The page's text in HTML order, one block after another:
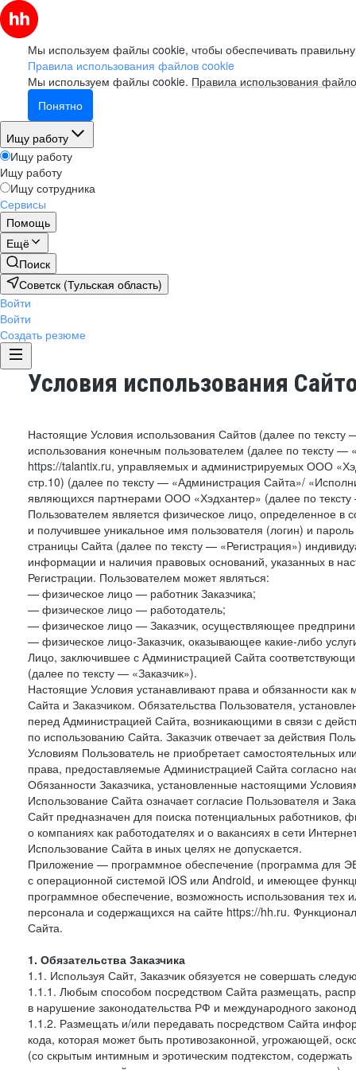
Мы используем файлы cookie, чтобы обеспечивать
Правила использования файлов cookie
Мы используем файлы cookie. Правила использования
Понятно
Ищу работу
Ищу работу
Ищу работу
Ищу сотрудника
Сервисы
Помощь
Ещё
Поиск
Советск (Тульская область)
Войти
Войти
Создать резюме
Условия использования
Настоящие Условия использования Сайтов (далее по
использования конечным пользователем (далее по тексту
https://talantix.ru, управляемых и администрируемых ООО
стр.10) (далее по тексту — «Администрация Сайта»/
являющихся партнерами ООО «Хэдхантер» (далее по
Пользователем является физическое лицо, определенное в
и получившее уникальное имя пользователя (логин) и
страницы Сайта (далее по тексту — «Регистрация»)
информации и наличия правовых оснований, указанных в
Регистрации. Пользователем может являться:
— физическое лицо — работник Заказчика;
— физическое лицо — работодатель;
— физическое лицо — Заказчик, осуществляющее
— физическое лицо-Заказчик, оказывающее какие-либо
Лицо, заключившее с Администрацией Сайта
(далее по тексту — «Заказчик»).
Настоящие Условия устанавливают права и обязанности
Сайта и Заказчиком. Обязательства Пользователя,
перед Администрацией Сайта, возникающими в связи с
по использованию Сайта. Заказчик отвечает за действия
Условиям Пользователь не приобретает самостоятельных
права, предоставляемые Администрацией Сайта согласно
Обязанности Заказчика, установленные настоящими
Использование Сайта означает согласие Пользователя и
Сайт предназначен для поиска потенциальных
о компаниях как работодателях и о вакансиях в сети
Использование Сайта в иных целях не допускается.
Приложение — программное обеспечение (программа для
с операционной системой iOS или Android, и имеющее
программное обеспечение, возможность использования
персонала и содержащихся на сайте https://hh.ru.
Сайта.
1. Обязательства Заказчика
1.1. Используя Сайт, Заказчик обязуется не совершать
1.1.1. Любым способом посредством Сайта размещать,
в нарушение законодательства РФ и международного
1.1.2. Размещать и/или передавать посредством Сайта
кода, которая может быть противозаконной, угрожающей,
(со скрытым интимным и эротическим подтекстом,